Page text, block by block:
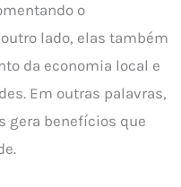
o
lado, elas também
da economia local e
Em outras palavras,
gera benefícios que